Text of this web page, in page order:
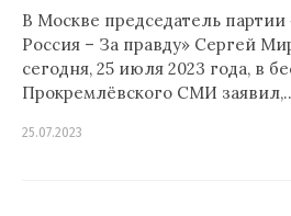
В Москве председатель
Россия – За правду» Сергей
сегодня, 25 июля 2023 года, в
Прокремлёвского СМИ
25.07.2023